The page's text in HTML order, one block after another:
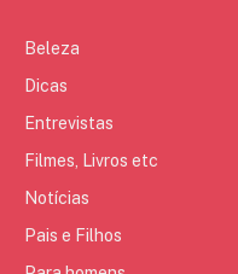
Beleza
Dicas
Entrevistas
Filmes, Livros etc
Notícias
Pais e Filhos